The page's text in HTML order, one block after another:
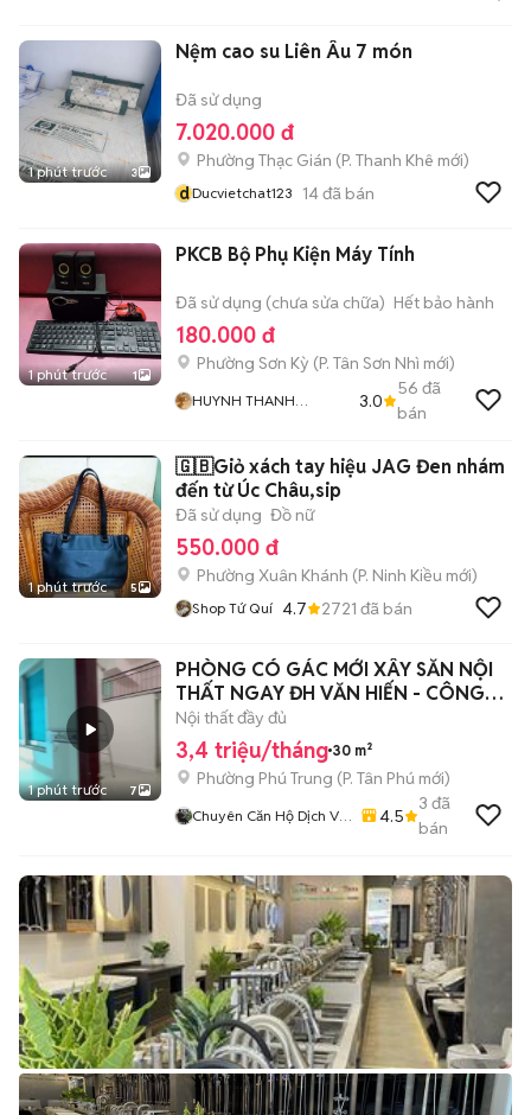
1 phút trước 3
Nệm cao su Liên Âu 7 món
Đã sử dụng
7.020.000 đ
Phường Thạc Gián (P. Thanh Khê mới)
dDucvietchat123 14đã bán
1 phút trước 1
PKCB Bộ Phụ Kiện Máy Tính
Đã sử dụng (chưa sửa chữa) Hết bảo hành
180.000 đ
Phường Sơn Kỳ (P. Tân Sơn Nhì mới)
HUYNH THANH
3.0
56 đã
bán
1 phút trước 5
🇬🇧Giỏ xách tay hiệu JAG Đen nhám
đến từ Úc Châu,sip
Đã sử dụng Đồ nữ
550.000 đ
Phường Xuân Khánh (P. Ninh Kiều mới)
Shop Tứ Quí 4.7 2721 đã bán
1 phút trước 7
PHÒNG CÓ GÁC MỚI XÂY SẴN NỘI
THẤT NGAY ĐH VĂN HIẾN - CÔNG
THƯƠNG
Nội thất đầy đủ
3,4 triệu/tháng 30 m²
Phường Phú Trung (P. Tân Phú mới)
Chuyên Căn Hộ Dịch Vụ
4.5
3 đã
bán